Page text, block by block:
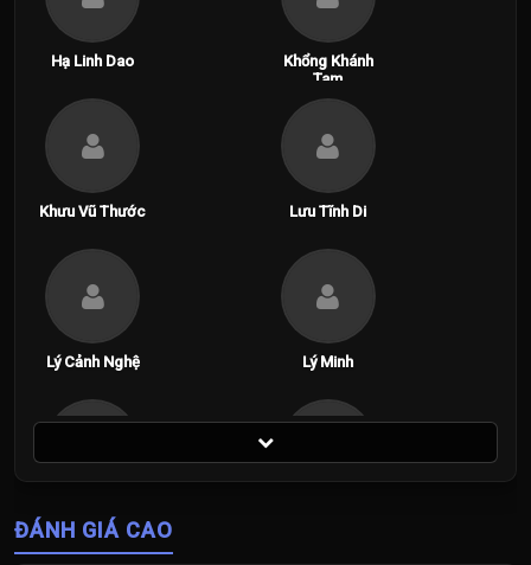
Hạ Linh Dao
Khổng Khánh
Tam
Khưu Vũ Thước Lưu Tĩnh Di
Lý Cảnh Nghệ Lý Minh
ĐÁNH GIÁ CAO